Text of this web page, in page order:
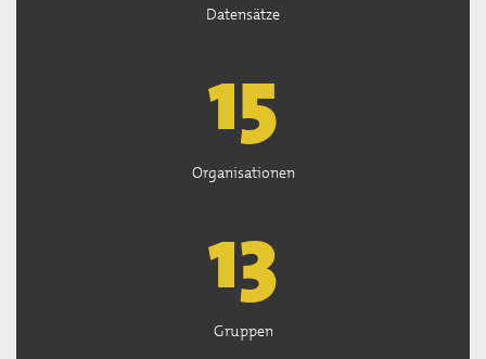
Datensätze
15
Organisationen
13
Gruppen